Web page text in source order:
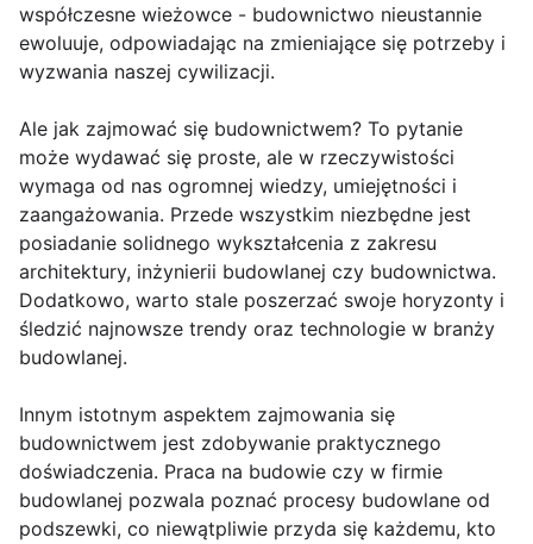
współczesne wieżowce - budownictwo nieustannie
ewoluuje, odpowiadając na zmieniające się potrzeby i
wyzwania naszej cywilizacji.
Ale jak zajmować się budownictwem? To pytanie
może wydawać się proste, ale w rzeczywistości
wymaga od nas ogromnej wiedzy, umiejętności i
zaangażowania. Przede wszystkim niezbędne jest
posiadanie solidnego wykształcenia z zakresu
architektury, inżynierii budowlanej czy budownictwa.
Dodatkowo, warto stale poszerzać swoje horyzonty i
śledzić najnowsze trendy oraz technologie w branży
budowlanej.
Innym istotnym aspektem zajmowania się
budownictwem jest zdobywanie praktycznego
doświadczenia. Praca na budowie czy w firmie
budowlanej pozwala poznać procesy budowlane od
podszewki, co niewątpliwie przyda się każdemu, kto